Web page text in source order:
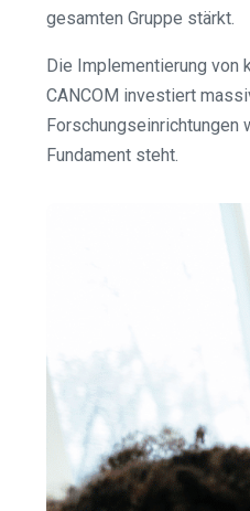
gesamten Gruppe stärkt.
Die Implementierung von
CANCOM investiert
Forschungseinrichtungen
Fundament steht.